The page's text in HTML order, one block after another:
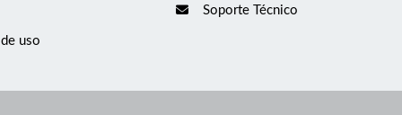
uso
Soporte Técnico